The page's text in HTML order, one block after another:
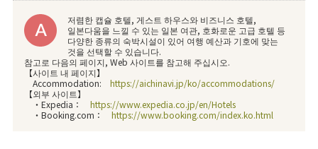
저렴한 캡슐 호텔, 게스트 하우스와 비즈니스 호텔,
일본다움을 느낄 수 있는 일본 여관, 호화로운 고급 호텔 등
다양한 종류의 숙박시설이 있어 여행 예산과 기호에 맞는
것을 선택할 수 있습니다.
참고로 다음의 페이지, Web 사이트를 참고해 주십시오.
【사이트 내 페이지】
Accommodation:https://aichinavi.jp/ko/accommodations/
【외부 사이트】
・Expedia：https://www.expedia.co.jp/en/Hotels
・Booking.com：https://www.booking.com/index.ko.html